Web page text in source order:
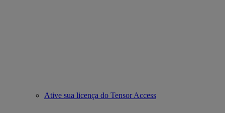
Ative sua licença do Tensor Access